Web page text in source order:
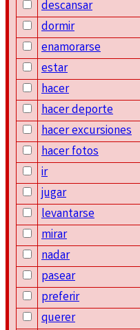
descansar
dormir
enamorarse
estar
hacer
hacer deporte
hacer excursiones
hacer fotos
ir
jugar
levantarse
mirar
nadar
pasear
preferir
querer